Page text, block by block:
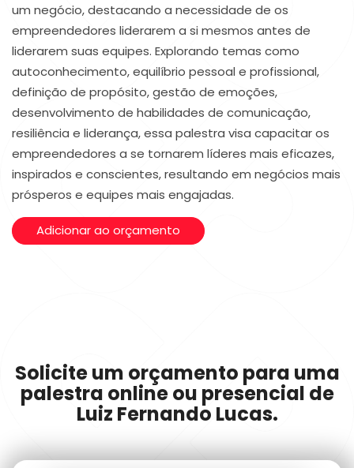
um negócio, destacando a necessidade de os
empreendedores liderarem a si mesmos antes de
liderarem suas equipes. Explorando temas como
autoconhecimento, equilíbrio pessoal e profissional,
definição de propósito, gestão de emoções,
desenvolvimento de habilidades de comunicação,
resiliência e liderança, essa palestra visa capacitar os
empreendedores a se tornarem líderes mais eficazes,
inspirados e conscientes, resultando em negócios mais
prósperos e equipes mais engajadas.
Adicionar ao orçamento
Solicite um orçamento para uma
palestra online ou presencial de
Luiz Fernando Lucas.